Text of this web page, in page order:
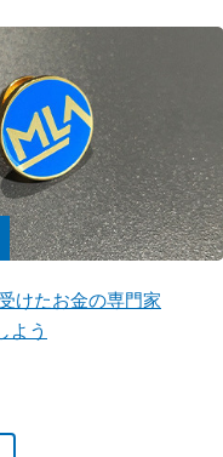
けたお金の専門家
よう